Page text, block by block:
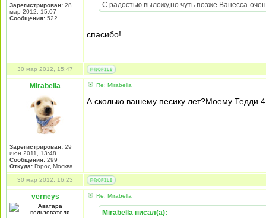
Зарегистрирован: 28
мар 2012, 15:07
Сообщения: 522
С радостью выложу,но чуть позже.Ванесса-
спасибо!
30 мар 2012, 15:47
Mirabella
Зарегистрирован: 29
июн 2011, 13:48
Сообщения: 299
Откуда: Город Москва
Re: Mirabella
А сколько вашему песику лет?Моему
30 мар 2012, 16:23
verneys Re: Mirabella
Mirabella писал(а):